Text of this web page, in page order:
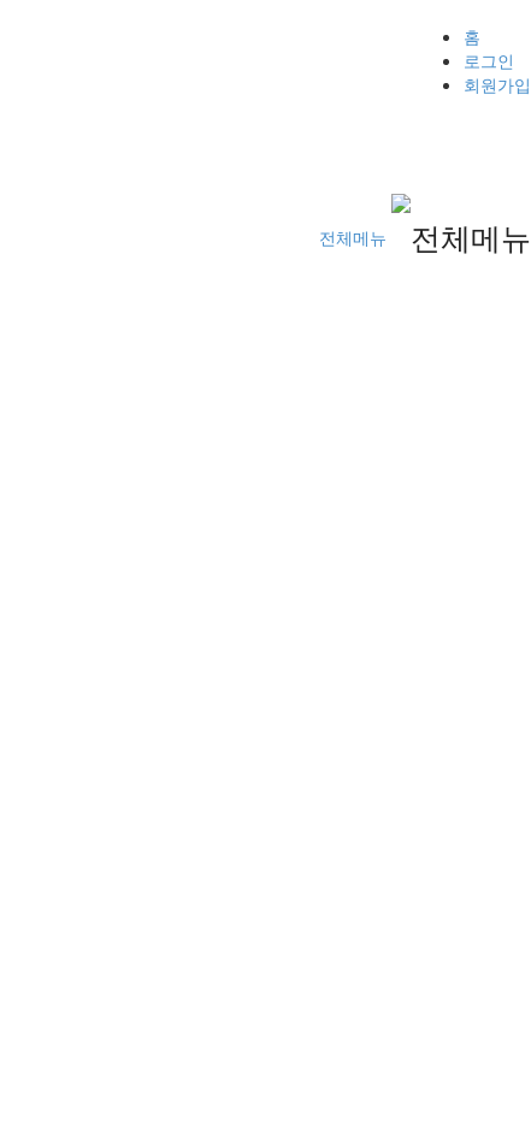
홈
로그인
회원가입
전체메뉴